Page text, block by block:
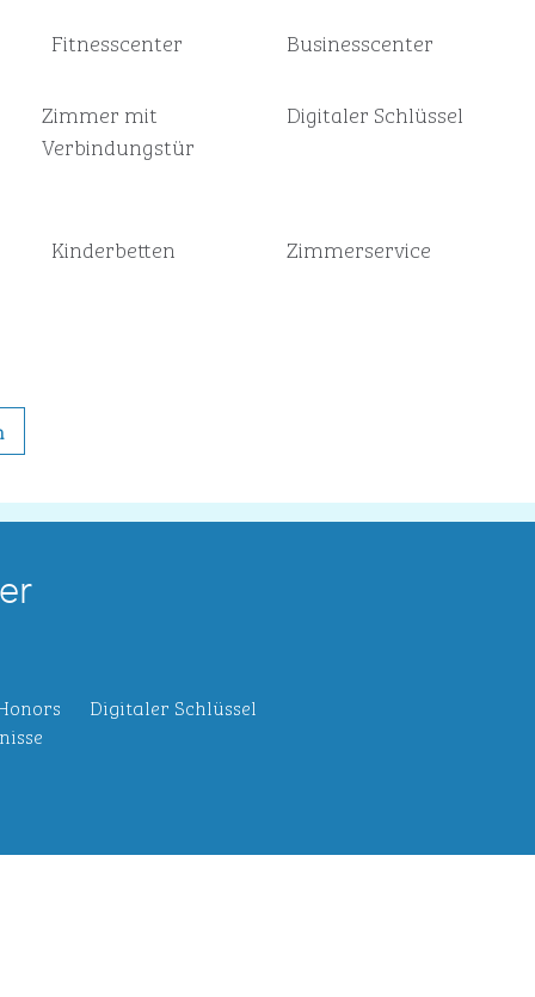
Fitnesscenter Business­center
Zimmer mit
Verbindungstür
Digitaler Schlüssel
Kinderbetten Zimmer­service
Digitaler Schlüssel